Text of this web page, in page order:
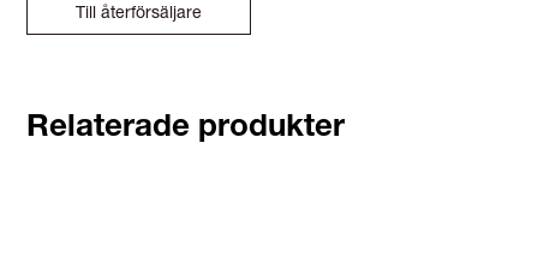
Till återförsäljare
Relaterade produkter